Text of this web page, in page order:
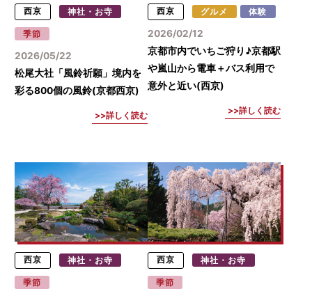
西京 神社・お寺
季節
2026/05/22
松尾大社「風鈴祈願」境内を
彩る800個の風鈴(京都西京)
詳しく読む
西京 グルメ 体験
2026/02/12
京都市内でいちご狩り♪京都駅
や嵐山から電車＋バス利用で
意外と近い(西京)
詳しく読む
西京 神社・お寺
季節
西京 神社・お寺
季節